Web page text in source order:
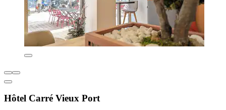
Hôtel Carré Vieux Port